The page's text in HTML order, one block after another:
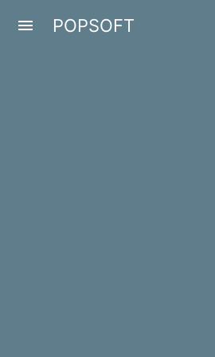
menu POPSOFT